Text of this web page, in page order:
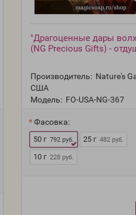
"Драгоценные дары
(NG Precious Gifts) -
Производитель: Nature's
США
Модель: FO-USA-NG-367
Фасовка:
50 г 792 руб. 25 г 482 руб.
10 г 228 руб.